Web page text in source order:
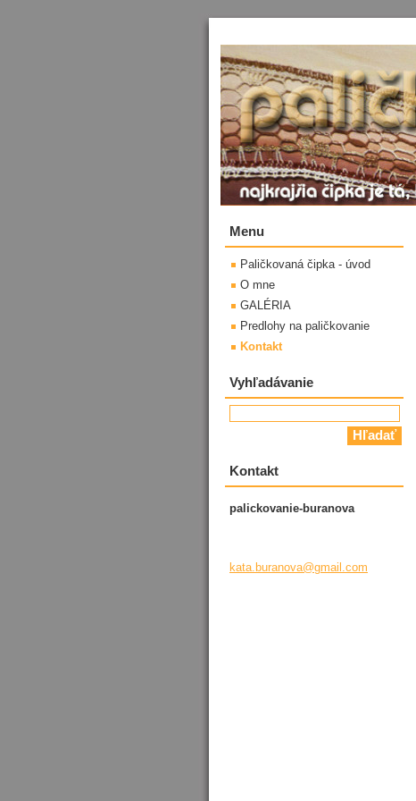
Menu
Paličkovaná čipka - úvod
O mne
GALÉRIA
Predlohy na paličkovanie
Kontakt
Vyhľadávanie
Kontakt
palickovanie-buranova
kata.buranova@gmail.com